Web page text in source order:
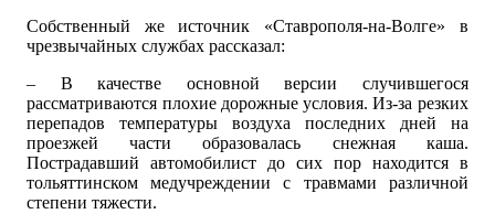
Собственный же источник «Ставрополя-на-Волге» в
чрезвычайных службах рассказал:
– В качестве основной версии случившегося
рассматриваются плохие дорожные условия. Из-за резких
перепадов температуры воздуха последних дней на
проезжей части образовалась снежная каша.
Пострадавший автомобилист до сих пор находится в
тольяттинском медучреждении с травмами различной
степени тяжести.